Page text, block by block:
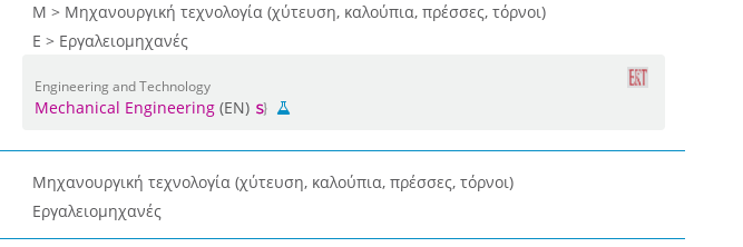
Μ > Μηχανουργική τεχνολογία (χύτευση, καλούπια, πρέσσες, τόρνοι)
Ε > Εργαλειομηχανές
Engineering and Technology
Mechanical Engineering(EN)
Μηχανουργική τεχνολογία (χύτευση, καλούπια, πρέσσες, τόρνοι)
Εργαλειομηχανές